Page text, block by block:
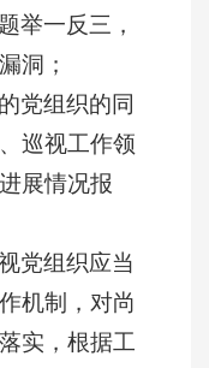
举一反三，
洞；
党组织的同
巡视工作领
展情况报
党组织应当
机制，对尚
实，根据工